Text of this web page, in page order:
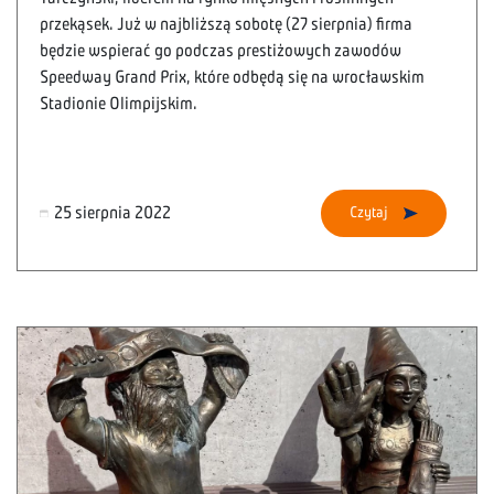
przekąsek. Już w najbliższą sobotę (27 sierpnia) firma
będzie wspierać go podczas prestiżowych zawodów
Speedway Grand Prix, które odbędą się na wrocławskim
Stadionie Olimpijskim.
25 sierpnia 2022 Czytaj